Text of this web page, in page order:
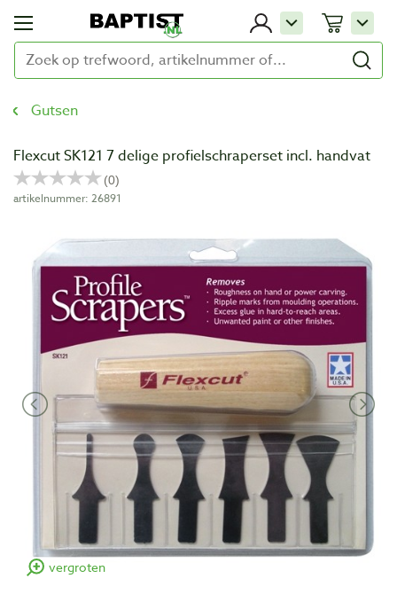
Gutsen
Flexcut SK121 7 delige profielschraperset incl. handvat
artikelnummer: 26891
vergroten